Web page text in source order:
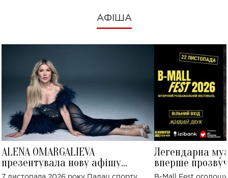
АФІША
ALENA OMARGALIEVA
презентувала нову афішу
великого концерту в Палаці
Легендарна
вперше
Україні: де